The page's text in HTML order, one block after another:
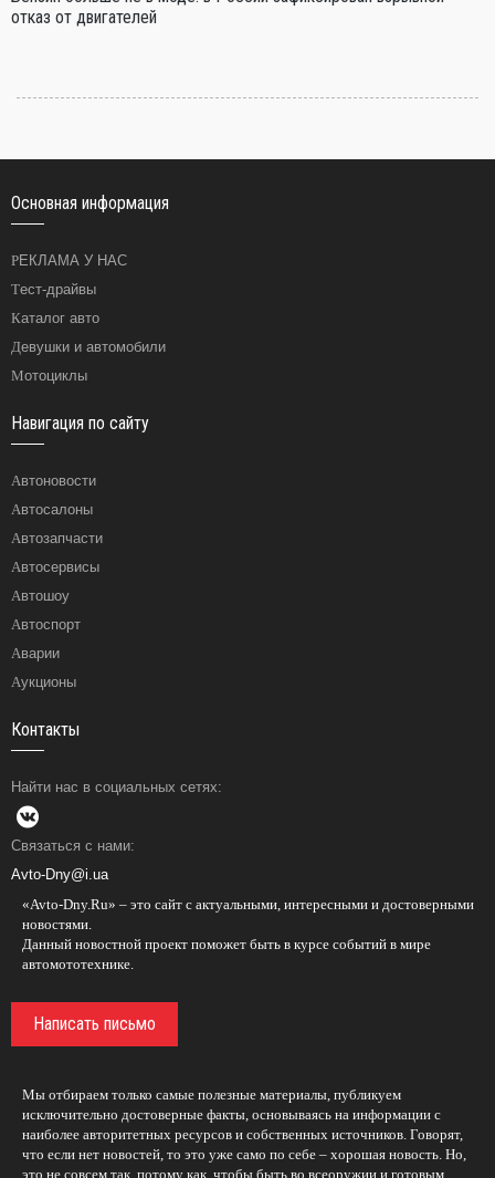
отказ от двигателей
Основная информация
РЕКЛАМА У НАС
Тест-драйвы
Каталог авто
Девушки и автомобили
Мотоциклы
Навигация по сайту
Автоновости
Автосалоны
Автозапчасти
Автосервисы
Автошоу
Автоспорт
Аварии
Аукционы
Контакты
Найти нас в социальных сетях:
Связаться с нами:
Avto-Dny@i.ua
«Avto-Dny.Ru» – это сайт с актуальными, интересными и достоверными
новостями.
Данный новостной проект поможет быть в курсе событий в мире
автомототехнике.
Написать письмо
Мы отбираем только самые полезные материалы, публикуем
исключительно достоверные факты, основываясь на информации с
наиболее авторитетных ресурсов и собственных источников. Говорят,
что если нет новостей, то это уже само по себе – хорошая новость. Но,
это не совсем так, потому как, чтобы быть во всеоружии и готовым